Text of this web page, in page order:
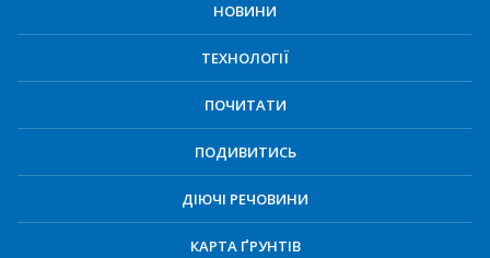
НОВИНИ
ТЕХНОЛОГІЇ
ПОЧИТАТИ
ПОДИВИТИСЬ
ДІЮЧІ РЕЧОВИНИ
КАРТА ҐРУНТІВ